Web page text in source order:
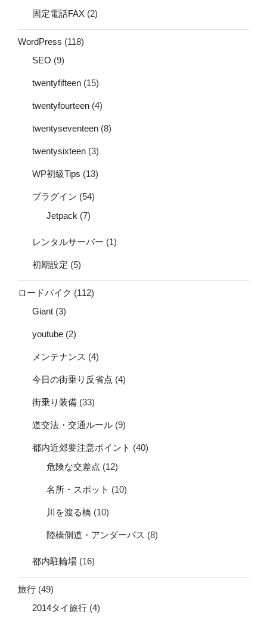
固定電話FAX (2)
WordPress (118)
SEO (9)
twentyfifteen (15)
twentyfourteen (4)
twentyseventeen (8)
twentysixteen (3)
WP初級Tips (13)
プラグイン (54)
Jetpack (7)
レンタルサーバー (1)
初期設定 (5)
ロードバイク (112)
Giant (3)
youtube (2)
メンテナンス (4)
今日の街乗り反省点 (4)
街乗り装備 (33)
道交法・交通ルール (9)
都内近郊要注意ポイント (40)
危険な交差点 (12)
名所・スポット (10)
川を渡る橋 (10)
陸橋側道・アンダーパス (8)
都内駐輪場 (16)
旅行 (49)
2014タイ旅行 (4)